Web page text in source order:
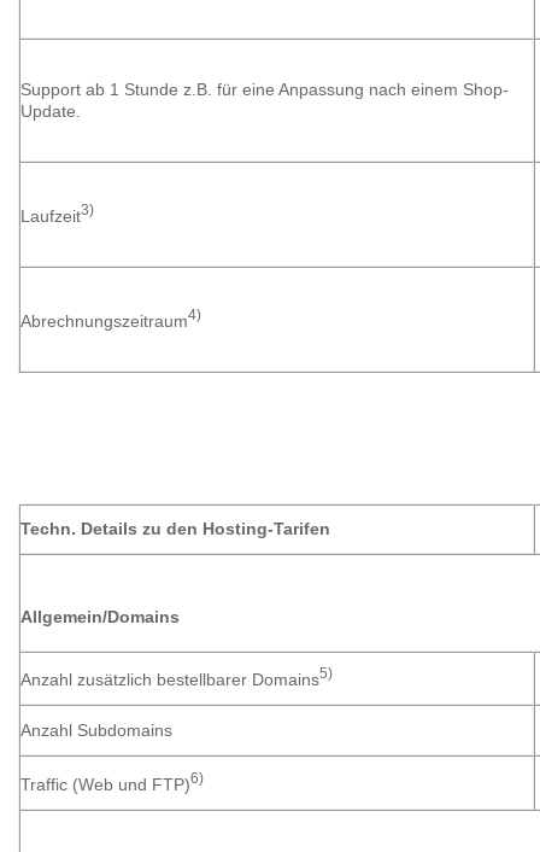
Support ab 1 Stunde z.B. für eine Anpassung nach einem Shop-
Update.
Laufzeit3)
Abrechnungszeitraum4)
Techn. Details zu den Hosting-Tarifen
Allgemein/Domains
Anzahl zusätzlich bestellbarer Domains5)
Anzahl Subdomains
Traffic (Web und FTP)6)